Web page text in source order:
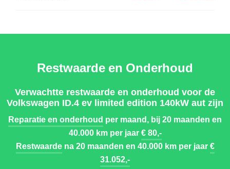
Restwaarde en Onderhoud
Verwachtte restwaarde en onderhoud voor de
Volkswagen ID.4 ev limited edition 140kW aut zijn
Reparatie en onderhoud per maand, bij 20 maanden en
40.000 km per jaar€ 80,-
Restwaardena 20 maanden en 40.000 km per jaar€
31.052,-